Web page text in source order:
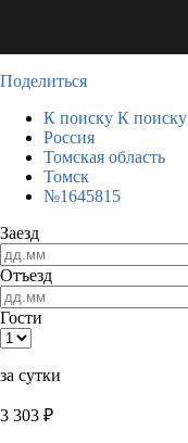
Поделиться
К поиску К поиску
Россия
Томская область
Томск
№1645815
Заезд
Отъезд
Гости
за сутки
3 303 ₽